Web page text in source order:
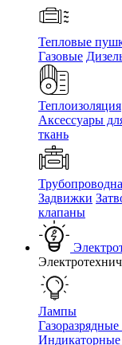
Тепловые
Газовые
Теплоизоляция
Аксессуары
ткань
Задвижки
клапаны
Лампы